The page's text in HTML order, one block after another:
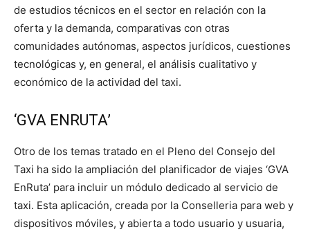
de estudios técnicos en el sector en relación con la
oferta y la demanda, comparativas con otras
comunidades autónomas, aspectos jurídicos, cuestiones
tecnológicas y, en general, el análisis cualitativo y
económico de la actividad del taxi.
‘GVA ENRUTA’
Otro de los temas tratado en el Pleno del Consejo del
Taxi ha sido la ampliación del planificador de viajes ‘GVA
EnRuta’ para incluir un módulo dedicado al servicio de
taxi. Esta aplicación, creada por la Conselleria para web y
dispositivos móviles, y abierta a todo usuario y usuaria,